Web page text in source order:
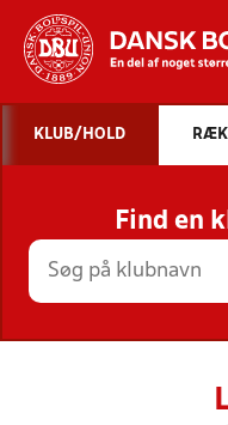
STILLINGER,
KLUB/HOLD
Find en